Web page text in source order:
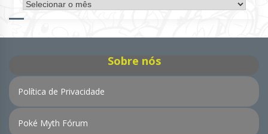
Arquivo
de
Sobre nós
Política de Privacidade
Poké Myth Fórum